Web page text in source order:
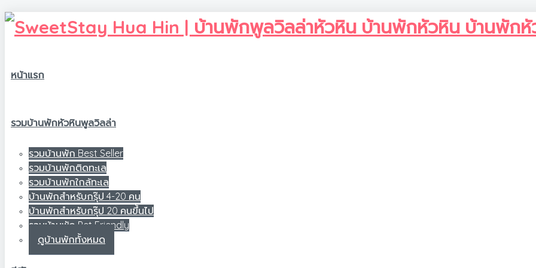
หน้าแรก
รวมบ้านพักหัวหินพูลวิลล่า
รวมบ้านพัก Best Seller
รวมบ้านพักติดทะเล
รวมบ้านพักใกล้ทะเล
บ้านพักสำหรับกรุ๊ป 4-20 คน
บ้านพักสำหรับกรุ๊ป 20 คนขึ้นไป
รวมบ้านพัก Pet Friendly
ดูบ้านพักทั้งหมด